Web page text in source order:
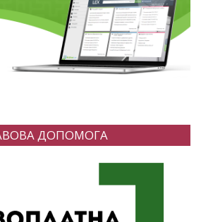
ДОПОМОГА